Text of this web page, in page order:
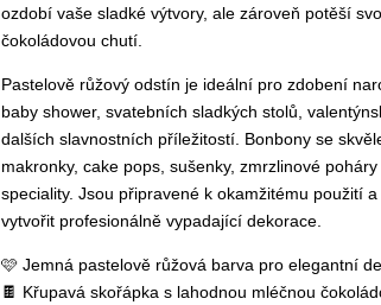
ozdobí vaše sladké výtvory, ale zároveň potěší
čokoládovou chutí.
Pastelově růžový odstín je ideální pro zdobení
baby shower, svatebních sladkých stolů,
dalších slavnostních příležitostí. Bonbony se
makronky, cake pops, sušenky, zmrzlinové
speciality. Jsou připravené k okamžitému použití
vytvořit profesionálně vypadající dekorace.
🩷 Jemná pastelově růžová barva pro elegantní
🍫 Křupavá skořápka s lahodnou mléčnou